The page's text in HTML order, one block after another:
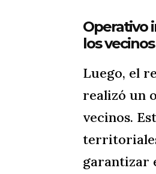
Operativo
los
Luego, el
realizó un
vecinos.
garantizar